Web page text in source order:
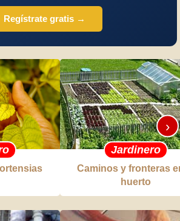
Regístrate gratis →
Jardinero
Caminos y fronteras
huerto
›